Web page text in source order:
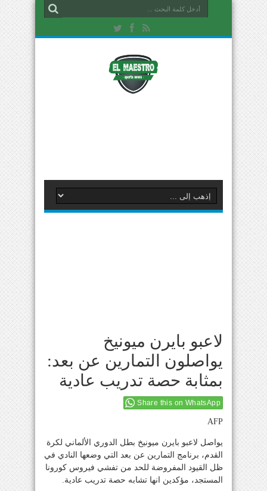
لاعبو بايرن ميونيخ
يواصلون التمارين عن بعد:
بمثابة حصة تدريب عادية
Share this on WhatsApp
AFP
يواصل لاعبو بايرن ميونيخ بطل الدوري الألماني لكرة
القدم، برنامج التمارين عن بعد التي وضعها النادي في
ظل القيود المفروضة للحد من تفشي فيروس كورونا
المستجد، مؤكدين انها تشابه حصة تدريب عادية.